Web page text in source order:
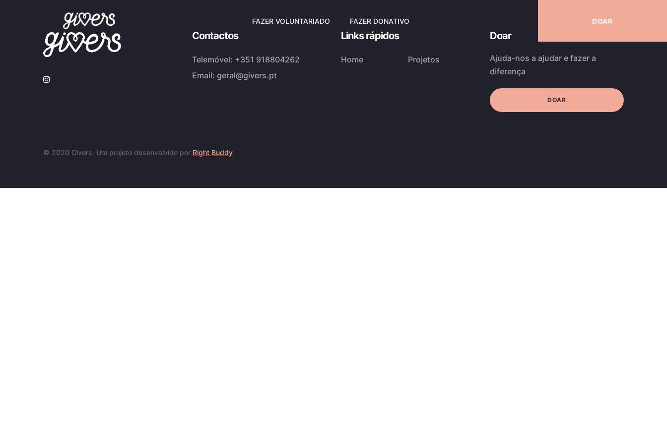
FAZER VOLUNTARIADO FAZER DONATIVO DOAR
Contactos
Telemóvel: +351 918804262
Email: geral@givers.pt
Links rápidos
Home Projetos
Doar
Ajuda-nos a ajudar e fazer a
diferença
DOAR
© 2020 Givers. Um projeto desenvolvido por Right Buddy